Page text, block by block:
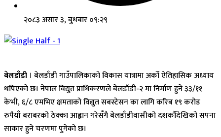
२०८३ असार ३, बुधबार ०९:२९
बेलडाँडी । बेलडाँडी गाउँपालिकाको विकास यात्रामा अर्को ऐतिहासिक अध्याय
थपिएको छ। नेपाल विद्युत प्राधिकरणले बेलडाँडी-२ मा निर्माण हुने ३३/११
केभी, ६/८ एमभिए क्षमताको विद्युत सबस्टेसन का लागि करिब १९ करोड
रुपैयाँ बराबरको ठेक्का आह्वान गरेसँगै बेलडाँडीवासीको दशकौँदेखिको सपना
साकार हुने चरणमा पुगेको छ।